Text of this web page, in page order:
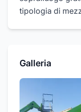
tipologia di
Galleria